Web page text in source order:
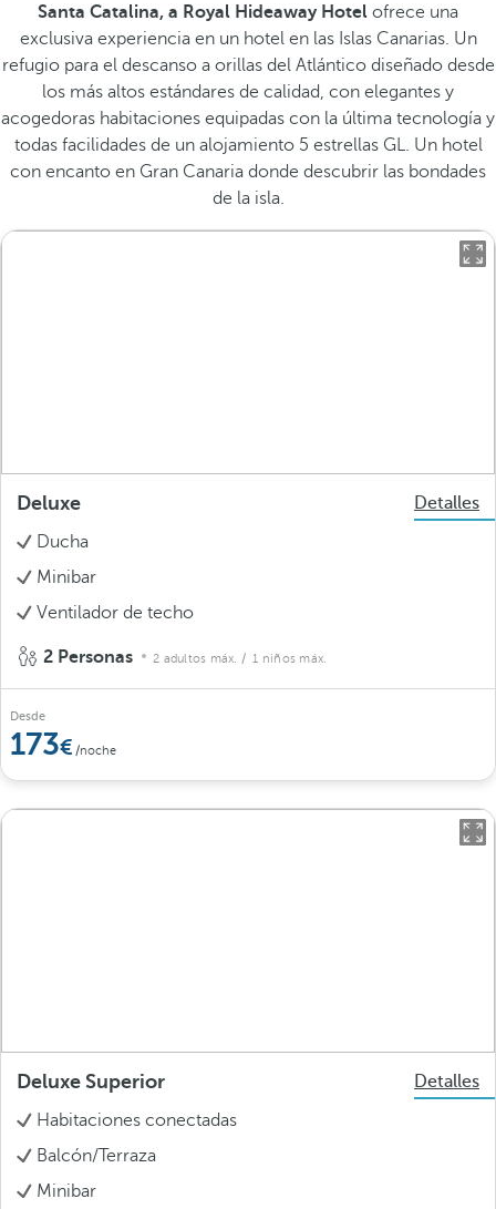
Santa Catalina, a Royal Hideaway Hotel ofrece una
exclusiva experiencia en un hotel en las Islas Canarias. Un
refugio para el descanso a orillas del Atlántico diseñado desde
los más altos estándares de calidad, con elegantes y
acogedoras habitaciones equipadas con la última tecnología y
todas facilidades de un alojamiento 5 estrellas GL. Un hotel
con encanto en Gran Canaria donde descubrir las bondades
de la isla.
Deluxe
Detalles
Ducha
Minibar
Ventilador de techo
2 Personas 2 adultos máx. / 1 niños máx.
Desde
173 /noche
Deluxe Superior
Detalles
Habitaciones conectadas
Balcón/Terraza
Minibar